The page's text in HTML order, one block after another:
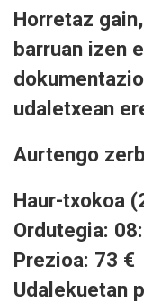
Horretaz
barruan izen
udaletxean
Aurtengo
Haur-txokoa
Ordutegia:
Prezioa: 73 €
Udalekuetan